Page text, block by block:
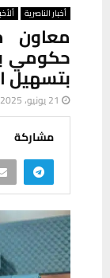
أخبار الناصرية
معاون
حكومي
بتسهيل
21 يونيو، 2025
مشاركة